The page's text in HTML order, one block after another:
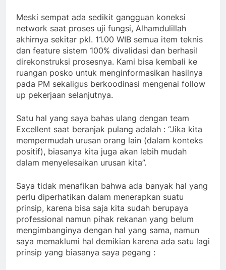
Meski sempat ada sedikit gangguan koneksi
network saat proses uji fungsi, Alhamdulillah
akhirnya sekitar pkl. 11.00 WIB semua item teknis
dan feature sistem 100% divalidasi dan berhasil
direkonstruksi prosesnya. Kami bisa kembali ke
ruangan posko untuk menginformasikan hasilnya
pada PM sekaligus berkoodinasi mengenai follow
up pekerjaan selanjutnya.
Satu hal yang saya bahas ulang dengan team
Excellent saat beranjak pulang adalah : “Jika kita
mempermudah urusan orang lain (dalam konteks
positif), biasanya kita juga akan lebih mudah
dalam menyelesaikan urusan kita”.
Saya tidak menafikan bahwa ada banyak hal yang
perlu diperhatikan dalam menerapkan suatu
prinsip, karena bisa saja kita sudah berupaya
professional namun pihak rekanan yang belum
mengimbanginya dengan hal yang sama, namun
saya memaklumi hal demikian karena ada satu lagi
prinsip yang biasanya saya pegang :